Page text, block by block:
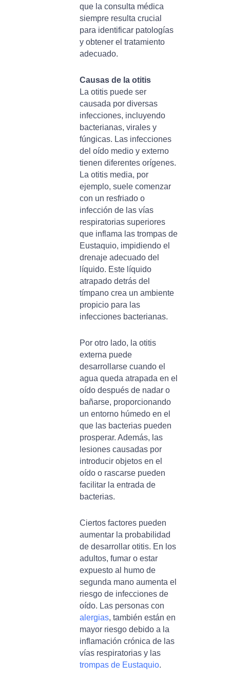
que la consulta médica
siempre resulta crucial
para identificar patologías
y obtener el tratamiento
adecuado.
Causas de la otitis
La otitis puede ser
causada por diversas
infecciones, incluyendo
bacterianas, virales y
fúngicas. Las infecciones
del oído medio y externo
tienen diferentes orígenes.
La otitis media, por
ejemplo, suele comenzar
con un resfriado o
infección de las vías
respiratorias superiores
que inflama las trompas de
Eustaquio, impidiendo el
drenaje adecuado del
líquido. Este líquido
atrapado detrás del
tímpano crea un ambiente
propicio para las
infecciones bacterianas.
Por otro lado, la otitis
externa puede
desarrollarse cuando el
agua queda atrapada en el
oído después de nadar o
bañarse, proporcionando
un entorno húmedo en el
que las bacterias pueden
prosperar. Además, las
lesiones causadas por
introducir objetos en el
oído o rascarse pueden
facilitar la entrada de
bacterias.
Ciertos factores pueden
aumentar la probabilidad
de desarrollar otitis. En los
adultos, fumar o estar
expuesto al humo de
segunda mano aumenta el
riesgo de infecciones de
oído. Las personas con
alergias, también están en
mayor riesgo debido a la
inflamación crónica de las
vías respiratorias y las
trompas de Eustaquio.